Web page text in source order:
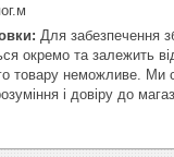
Для забезпечення
окремо та залежить
товару неможливе. Ми
і довіру до